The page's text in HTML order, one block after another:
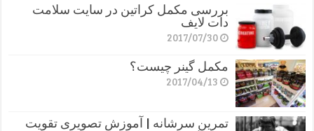
بررسی مکمل کراتین در سایت سلامت
دات لایف
2017/07/30
مکمل گینر چیست؟
2017/04/13
تمرین سرشانه | آموزش تصویری تقویت